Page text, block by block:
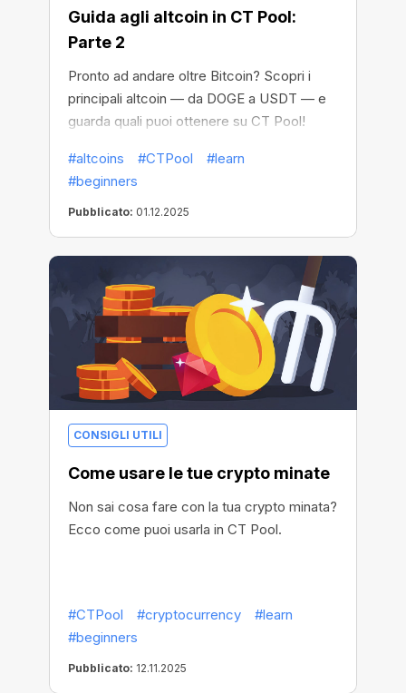
Guida agli altcoin in CT Pool:
Parte 2
Pronto ad andare oltre Bitcoin? Scopri i
principali altcoin — da DOGE a USDT — e
guarda quali puoi ottenere su CT Pool!
#altcoins #CTPool
#learn
#beginners
Pubblicato: 01.12.2025
CONSIGLI UTILI
Come usare le tue crypto minate
Non sai cosa fare con la tua crypto minata?
Ecco come puoi usarla in CT Pool.
#CTPool #cryptocurrency
#learn
#beginners
Pubblicato: 12.11.2025